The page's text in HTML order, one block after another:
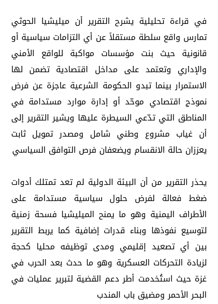
في قراءة تحليلية يشرح التقرير أن ميليشيا الحوثي
تمارس واقع سلطة مستقلاً عن أي التزامات سياسية أو
قانونية حيث بنت مؤسسات مواكبة للواقع الأمني
والإداري وتعتمد على مداخل اقتصادية تضمن لها
الاستمرار بينما تبدو الحكومة الشرعية عاجزة عن فرض
نموذج اقتصادي موحّد أو إدارة موارد مستدامة في
المناطق التي تدّعي السيطرة عليها ويشير التقرير إلى
أن غياب مشروع وطني شامل ومصدر تمويل ثابت
يعززان حالة الانقسام ويضعفان فرص التوافق السياسي
يحذر التقرير من أن البيئة الدولية لم تعد تمتلك أدوات
ضغط فعالة لفرض حلول سياسية مستدامة على
الأطراف اليمنية وهو ما يمنح الميليشيا فسحة زمنية
لتوسيع نفوذها وبناء قدرات إضافية كما يربط التقرير
بين أي تصعيد إقليمي ومدى توظيفه محليا كحجة
لزيادة التحركات العسكرية وهو ما حدث بعد الحرب في
غزة حيث استُخدمت أطر دعم القضية لتبرير عمليات في
البحر الأحمر ومضيق باب المندب